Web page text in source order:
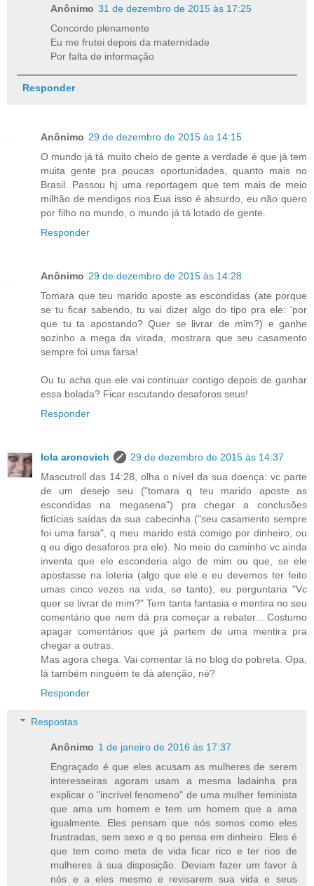
Anônimo 31 de dezembro de 2015 às 17:25
Concordo plenamente
Eu me frutei depois da maternidade
Por falta de informação
Responder
Anônimo 29 de dezembro de 2015 às 14:15
O mundo já tá muito cheio de gente a verdade é que já tem
muita gente pra poucas oportunidades, quanto mais no
Brasil. Passou hj uma reportagem que tem mais de meio
milhão de mendigos nos Eua isso é absurdo, eu não quero
por filho no mundo, o mundo já tá lotado de gente.
Responder
Anônimo 29 de dezembro de 2015 às 14:28
Tomara que teu marido aposte as escondidas (ate porque
se tu ficar sabendo, tu vai dizer algo do tipo pra ele: 'por
que tu ta apostando? Quer se livrar de mim?) e ganhe
sozinho a mega da virada, mostrara que seu casamento
sempre foi uma farsa!
Ou tu acha que ele vai continuar contigo depois de ganhar
essa bolada? Ficar escutando desaforos seus!
Responder
lola aronovich
29 de dezembro de 2015 às 14:37
Mascutroll das 14:28, olha o nível da sua doença: vc parte
de um desejo seu ("tomara q teu marido aposte as
escondidas na megasena") pra chegar a conclusões
fictícias saídas da sua cabecinha ("seu casamento sempre
foi uma farsa", q meu marido está comigo por dinheiro, ou
q eu digo desaforos pra ele). No meio do caminho vc ainda
inventa que ele esconderia algo de mim ou que, se ele
apostasse na loteria (algo que ele e eu devemos ter feito
umas cinco vezes na vida, se tanto), eu perguntaria "Vc
quer se livrar de mim?" Tem tanta fantasia e mentira no seu
comentário que nem dá pra começar a rebater... Costumo
apagar comentários que já partem de uma mentira pra
chegar a outras.
Mas agora chega. Vai comentar lá no blog do pobreta. Opa,
lá também ninguém te dá atenção, né?
Responder
Respostas
Anônimo 1 de janeiro de 2016 às 17:37
Engraçado é que eles acusam as mulheres de serem
interesseiras agoram usam a mesma ladainha pra
explicar o "incrível fenomeno" de uma mulher feminista
que ama um homem e tem um homem que a ama
igualmente. Eles pensam que nós somos como eles
frustradas, sem sexo e q so pensa em dinheiro. Eles é
que tem como meta de vida ficar rico e ter rios de
mulheres à sua disposição. Deviam fazer um favor à
nós e a eles mesmo e revisarem sua vida e seus